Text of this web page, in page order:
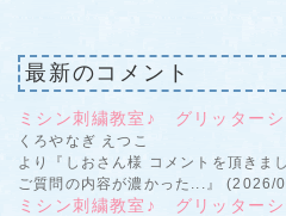
最新のコメント
ミシン刺繍教室♪ グリッター
くろやなぎ えつこ
より『しおさん様 コメントを頂きま
ご質問の内容が濃かった...』 (2026/
ミシン刺繍教室♪ グリッター